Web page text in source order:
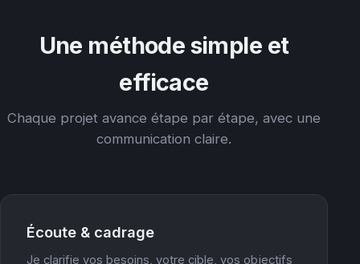
Une méthode simple et
efficace
Chaque projet avance étape par étape, avec une
communication claire.
Écoute & cadrage
Je clarifie vos besoins, votre cible, vos objectifs